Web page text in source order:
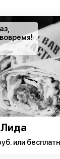
или